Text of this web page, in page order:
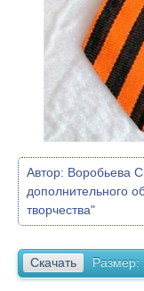
Автор: Воробьева
дополнительного
творчества"
Скачать Размер: